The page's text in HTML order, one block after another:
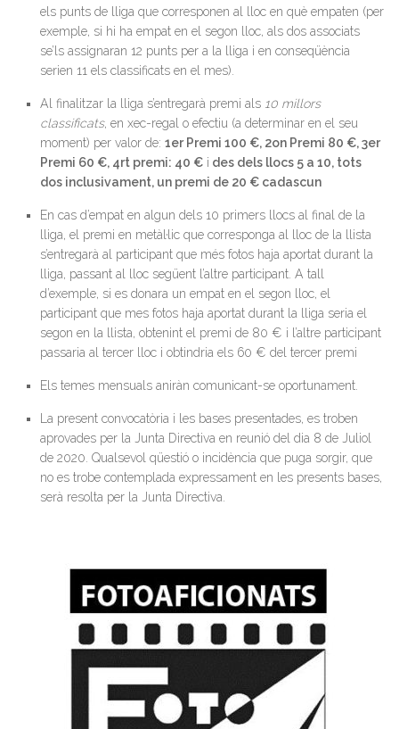
els punts de lliga que corresponen al lloc en què empaten (per
exemple, si hi ha empat en el segon lloc, als dos associats
se’ls assignaran 12 punts per a la lliga i en conseqüència
serien 11 els classificats en el mes).
Al finalitzar la lliga s’entregarà premi als 10 millors
classificats, en xec-regal o efectiu (a determinar en el seu
moment) per valor de: 1er Premi 100 €, 2on Premi 80 €, 3er
Premi 60 €, 4rt premi: 40 € i des dels llocs 5 a 10, tots
dos inclusivament, un premi de 20 € cadascun
En cas d’empat en algun dels 10 primers llocs al final de la
lliga, el premi en metàl·lic que corresponga al lloc de la llista
s’entregarà al participant que més fotos haja aportat durant la
lliga, passant al lloc següent l’altre participant. A tall
d’exemple, si es donara un empat en el segon lloc, el
participant que mes fotos haja aportat durant la lliga seria el
segon en la llista, obtenint el premi de 80 € i l’altre participant
passaria al tercer lloc i obtindria els 60 € del tercer premi
Els temes mensuals aniràn comunicant-se oportunament.
La present convocatòria i les bases presentades, es troben
aprovades per la Junta Directiva en reunió del dia 8 de Juliol
de 2020. Qualsevol qüestió o incidència que puga sorgir, que
no es trobe contemplada expressament en les presents bases,
serà resolta per la Junta Directiva.